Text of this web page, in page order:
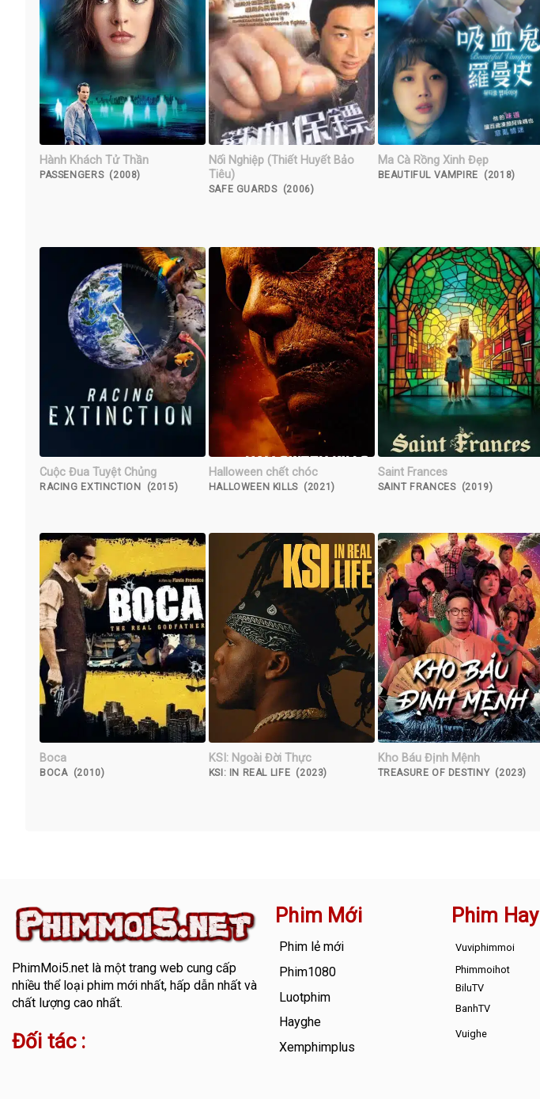
Hành Khách Tử Thần
PASSENGERS (2008)
Nối Nghiệp (Thiết Huyết Bảo
Tiêu)
SAFE GUARDS (2006)
Ma Cà Rồng Xinh Đẹp
BEAUTIFUL VAMPIRE (2018)
Cuộc Đua Tuyệt Chủng
RACING EXTINCTION (2015)
Halloween chết chóc
HALLOWEEN KILLS (2021)
Saint Frances
SAINT FRANCES (2019)
Boca
BOCA (2010)
KSI: Ngoài Đời Thực
KSI: IN REAL LIFE (2023)
Kho Báu Định Mệnh
TREASURE OF DESTINY (2023)
PhimMoi5.netlà một trang web cung cấp
nhiều thể loại phim mới nhất, hấp dẫn nhất và
chất lượng cao nhất.
Đối tác :
Phim Mới
Phim lẻ mới
Phim1080
Luotphim
Hayghe
Xemphimplus
Phim Hay
Vuviphimmoi
Phimmoihot
BiluTV
BanhTV
Vuighe